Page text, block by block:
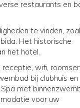
restaurants en
te vinden,
Het historische
het hotel.
wifi,
bij clubhuis en
met
voor uw